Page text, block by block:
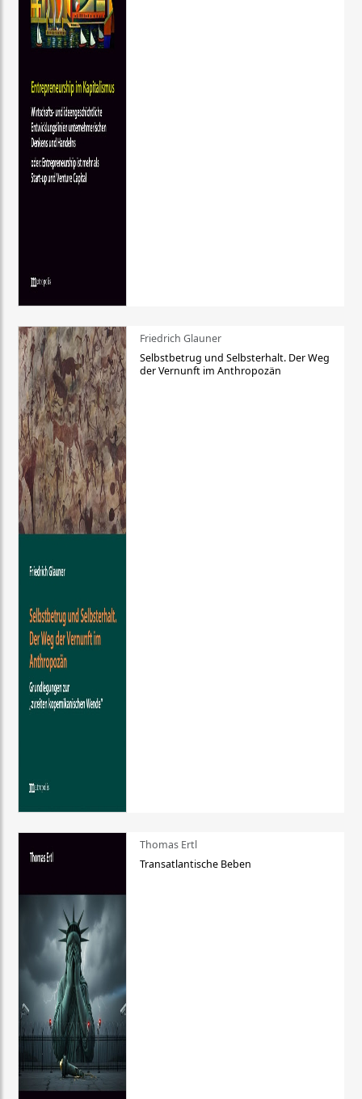
Friedrich Glauner
Selbstbetrug und Selbsterhalt. Der Weg
der Vernunft im Anthropozän
Thomas Ertl
Transatlantische Beben